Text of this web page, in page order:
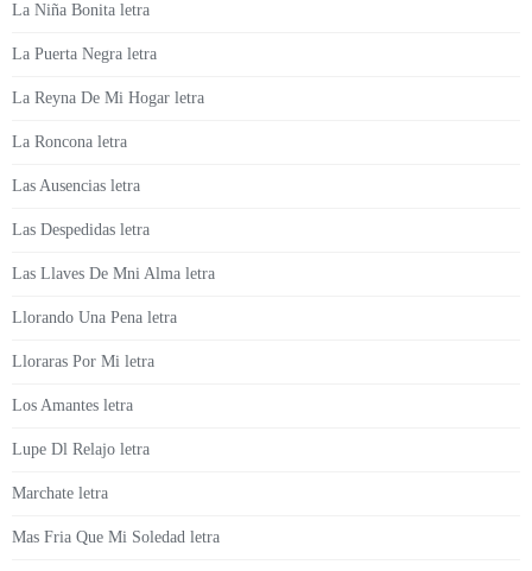
La Niña Bonita letra
La Puerta Negra letra
La Reyna De Mi Hogar letra
La Roncona letra
Las Ausencias letra
Las Despedidas letra
Las Llaves De Mni Alma letra
Llorando Una Pena letra
Lloraras Por Mi letra
Los Amantes letra
Lupe Dl Relajo letra
Marchate letra
Mas Fria Que Mi Soledad letra